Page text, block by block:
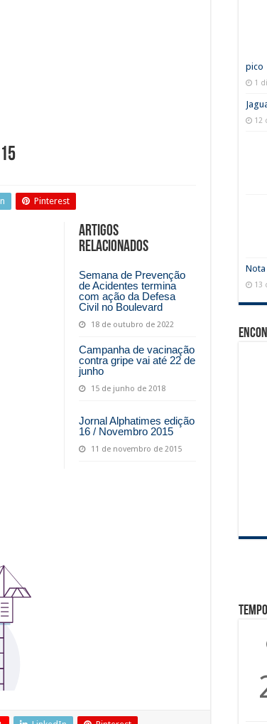
Pinterest
Artigos
relacionados
Semana de Prevenção
de Acidentes termina
com ação da Defesa
Civil no Boulevard
18 de outubro de 2022
Campanha de vacinação
contra gripe vai até 22 de
junho
15 de junho de 2018
Jornal Alphatimes edição
16 / Novembro 2015
11 de novembro de 2015
pico
1
12
13